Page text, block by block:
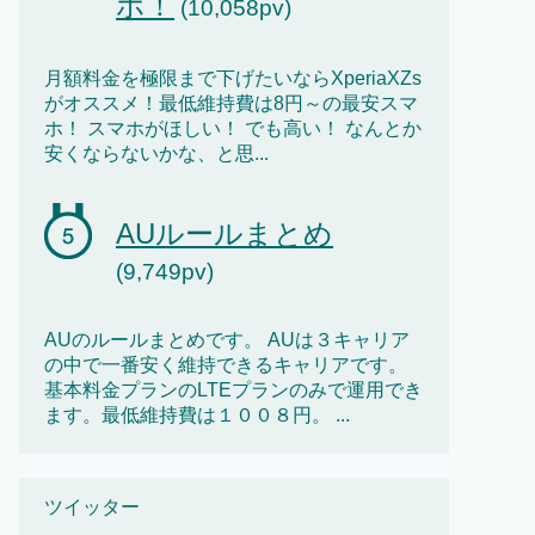
(10,058pv)
月額料金を極限まで下げたいならXperiaXZs
がオススメ！最低維持費は8円～の最安スマ
ホ！ スマホがほしい！ でも高い！ なんとか
安くならないかな、と思...
AUルールまとめ
(9,749pv)
AUのルールまとめです。 AUは３キャリア
の中で一番安く維持できるキャリアです。
基本料金プランのLTEプランのみで運用でき
ます。最低維持費は１００８円。 ...
ツイッター